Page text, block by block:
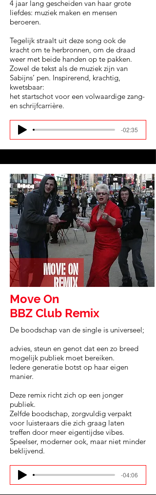
4 jaar lang gescheiden van haar grote
liefdes: muziek maken en mensen
beroeren.
Tegelijk straalt uit deze song ook de
kracht om te herbronnen, om de draad
weer met beide handen op te pakken.
Zowel de tekst als de muziek zijn van
Sabijns’ pen. Inspirerend, krachtig,
kwetsbaar:
het startschot voor een volwaardige zang-
en schrijfcarrière.
-02:35
Move On
BBZ Club Remix
De boodschap van de single is universeel;
advies, steun en genot dat een zo breed
mogelijk publiek moet bereiken.
Iedere generatie botst op haar eigen
manier.
Deze remix richt zich op een jonger
publiek.
Zelfde boodschap, zorgvuldig verpakt
voor luisteraars die zich graag laten
treffen door meer eigentijdse vibes.
Speelser, moderner ook, maar niet minder
beklijvend.
-04:06